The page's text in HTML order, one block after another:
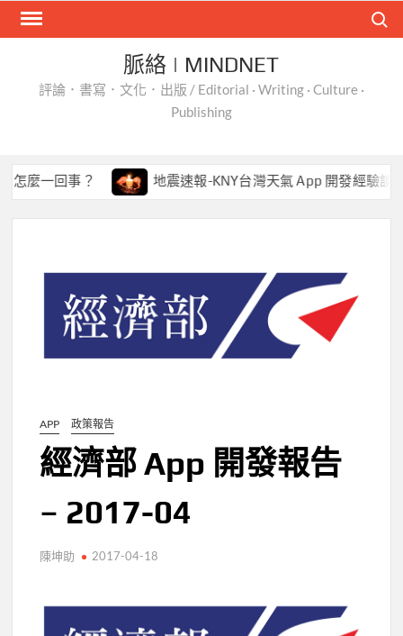
Skip
脈絡 | MINDNET
評論．書寫．文化．出版 / Editorial · Writing · Culture ·
Publishing
事？ 地震速報-KNY台灣天氣 App 開發經驗談
APP 政策報告
經濟部 App 開發報告
– 2017-04
陳坤助 2017-04-18